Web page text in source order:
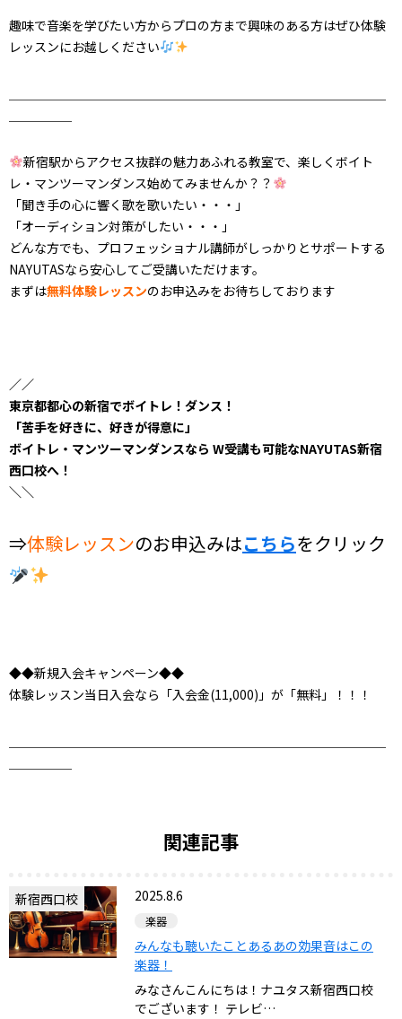
趣味で音楽を学びたい方からプロの方まで興味のある方はぜひ体験
レッスンにお越しください
新宿駅からアクセス抜群の魅力あふれる教室で、 楽しくボイト
レ・マンツーマンダンス始めてみませんか？？
「聞き手の心に響く歌を歌いたい・・・」
「オーディション対策がしたい・・・」
どんな方でも、プロフェッショナル講師がしっかりとサポートする
NAYUTASなら安心してご受講いただけます。
まずは無料体験レッスンのお申込みをお待ちしております
／／
東京都都心の新宿でボイトレ！ダンス！
「苦手を好きに、好きが得意に」
ボイトレ・マンツーマンダンスなら W受講も可能なNAYUTAS新宿
西口校へ！
＼＼
⇒体験レッスンのお申込みはこちらをクリック
◆◆新規入会キャンペーン◆◆
体験レッスン当日入会なら「入会金(11,000)」が「無料」！！！
関連記事
新宿西口校 2025.8.6
楽器
みんなも聴いたことあるあの効果音はこの
楽器！
みなさんこんにちは！ナユタス新宿西口校
でございます！ テレビ…